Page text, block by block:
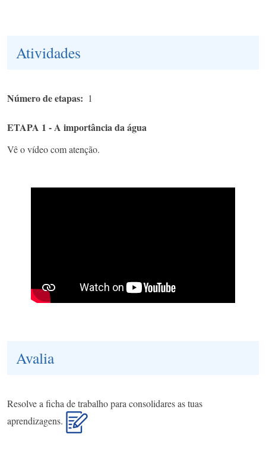
Atividades
Número de etapas 1
ETAPA 1 - A importância da água
Vê o vídeo com atenção.
Avalia
Resolve a ficha de trabalho para consolidares as tuas
aprendizagens.